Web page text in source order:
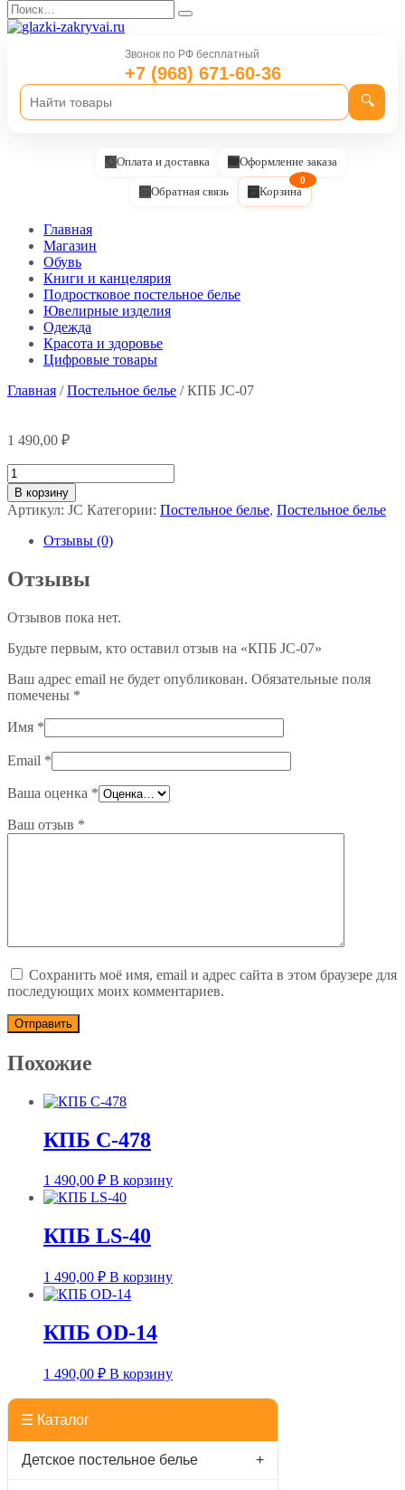
Перейти
к
содержанию
Search
for:
Звонок по РФ бесплатный
+7 (968) 671-60-36
🔍
Оплата и доставка Оформление заказа
Обратная связь Корзина
0
Главная
Магазин
Обувь
Книги и канцелярия
Подростковое постельное белье
Ювелирные изделия
Одежда
Красота и здоровье
Цифровые товары
Главная /Постельное белье / КПБ JC-07
1 490,00 ₽
Количество
товара
КПБ
JC-
В корзину
Артикул: JC Категории: Постельное белье, Постельное белье
Отзывы (0)
Отзывы
Отзывов пока нет.
Будьте первым, кто оставил отзыв на «КПБ JC-07»
Ваш адрес email не будет опубликован. Обязательные поля
помечены *
Имя *
Email *
Ваша оценка *
Ваш отзыв *
Сохранить моё имя, email и адрес сайта в этом браузере для
последующих моих комментариев.
Похожие
КПБ С-478
1 490,00 ₽ В корзину
КПБ LS-40
1 490,00 ₽ В корзину
КПБ OD-14
1 490,00 ₽ В корзину
☰ Каталог
Детское постельное белье +